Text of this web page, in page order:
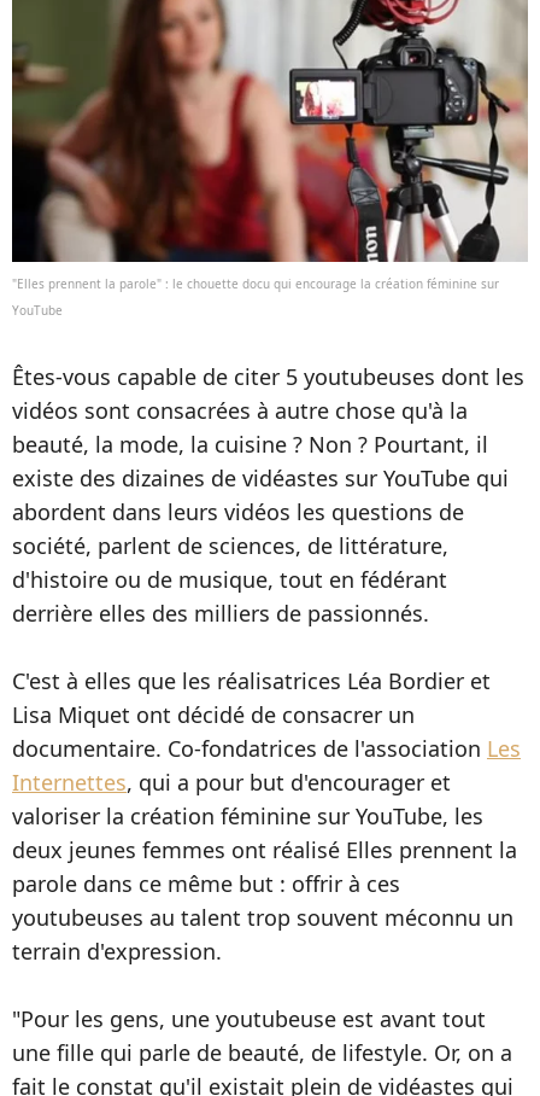
"Elles prennent la parole" : le chouette docu qui encourage la création féminine sur
YouTube
Êtes-vous capable de citer 5 youtubeuses dont les
vidéos sont consacrées à autre chose qu'à la
beauté, la mode, la cuisine ? Non ? Pourtant, il
existe des dizaines de vidéastes sur YouTube qui
abordent dans leurs vidéos les questions de
société, parlent de sciences, de littérature,
d'histoire ou de musique, tout en fédérant
derrière elles des milliers de passionnés.
C'est à elles que les réalisatrices Léa Bordier et
Lisa Miquet ont décidé de consacrer un
documentaire. Co-fondatrices de l'association Les
Internettes, qui a pour but d'encourager et
valoriser la création féminine sur YouTube, les
deux jeunes femmes ont réalisé Elles prennent la
parole dans ce même but : offrir à ces
youtubeuses au talent trop souvent méconnu un
terrain d'expression.
"Pour les gens, une youtubeuse est avant tout
une fille qui parle de beauté, de lifestyle. Or, on a
fait le constat qu'il existait plein de vidéastes qui